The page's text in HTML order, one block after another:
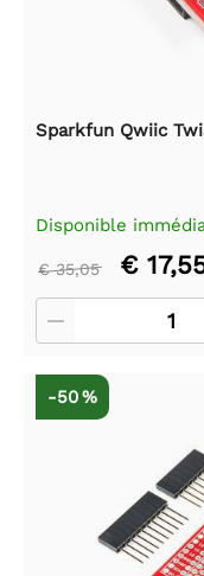
Sparkfun Qwiic
Disponible
€ 35,05 €
-50 %